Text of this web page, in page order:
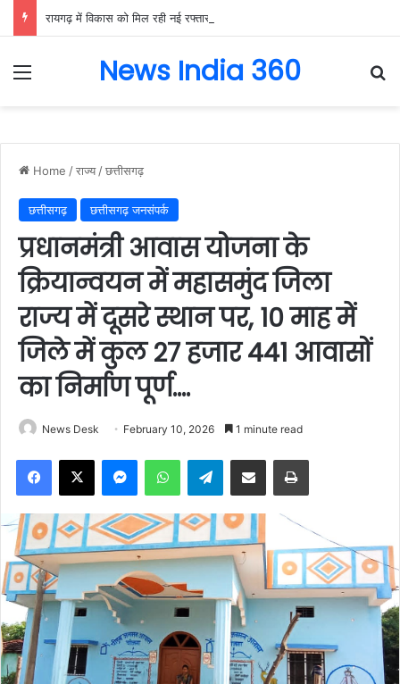
Menu News India 360
Home /राज्य /छत्तीसगढ़
छत्तीसगढ़ छत्तीसगढ़ जनसंपर्क
प्रधानमंत्री आवास योजना के
क्रियान्वयन में महासमुंद जिला
राज्य में दूसरे स्थान पर, 10 माह में
जिले में कुल 27 हजार 441 आवासों
का निर्माण पूर्ण….
News Desk February 10, 2026 1 minute read
Facebook
X MessengerWhatsAppTelegramShare via Email Print